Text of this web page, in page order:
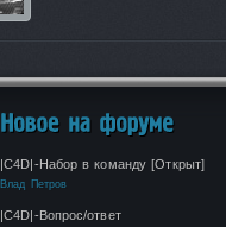
|C4D|-Набор в команду [Открыт]
Влад Петров
|C4D|-Вопрос/ответ